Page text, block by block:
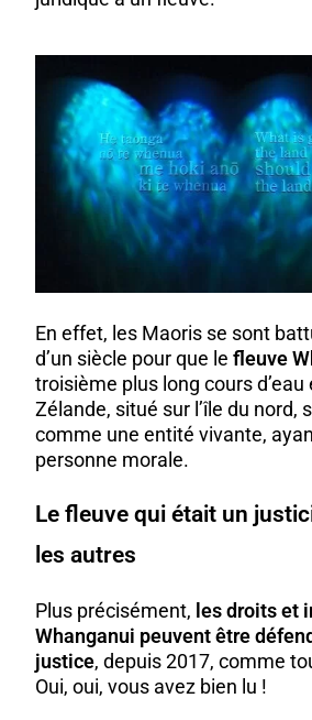
En effet, les Maoris se sont
d’un siècle pour que lefleuve
troisième plus long cours d’eau
Zélande, situé sur l’île du nord,
comme une entité vivante,
personne morale.
Le fleuve qui était un
les autres
Plus précisément, les droits et
Whanganui peuvent être
justice, depuis 2017, comme
Oui, oui, vous avez bien lu !